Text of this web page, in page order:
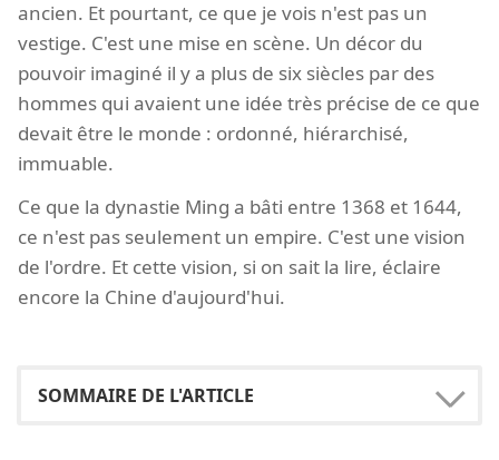
ancien. Et pourtant, ce que je vois n'est pas un
vestige. C'est une mise en scène. Un décor du
pouvoir imaginé il y a plus de six siècles par des
hommes qui avaient une idée très précise de ce que
devait être le monde : ordonné, hiérarchisé,
immuable.
Ce que la dynastie Ming a bâti entre 1368 et 1644,
ce n'est pas seulement un empire. C'est une vision
de l'ordre. Et cette vision, si on sait la lire, éclaire
encore la Chine d'aujourd'hui.